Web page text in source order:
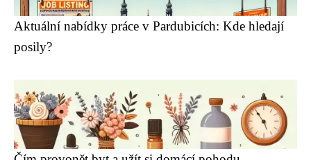
Aktuální nabídky práce v Pardubicích: Kde hledají
posily?